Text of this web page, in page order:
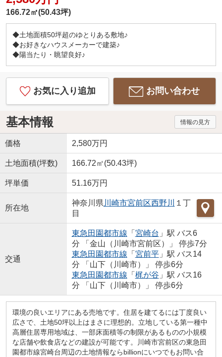
説明させていただきます。
初めての方でも分かりやすく物件探しができる環境
◇■ご予約・お問い合わせ先■◇
電話番号／045-482-7338
～ご来店でじっくり相談したい方～
■billionまでお越し下さい■
お車でカーナビご利用の方は 「横浜市緑区中山1-8-
12-2」とご入力ください。
店舗目の前に無料駐車場がございます。
166.72㎡(50.43坪)
◆土地面積50坪超のゆとりある敷地♪
◆お好きなハウスメーカーで建築♪
◆陽当たり・眺望良好♪
お気に入り追加 お問い合わせ
基本情報 情報の見方
価格 2,580万円
土地面積(坪数) 166.72㎡(50.43坪)
坪単価 51.16万円
所在地
神奈川県 川崎市宮前区西野川
１丁
目
交通
東急田園都市線 「 宮崎台 」駅 バス6
分 「金山（川崎市宮前区）」 停歩7分
東急田園都市線 「 宮前平」駅 バス14
分 「山下（川崎市）」 停歩6分
東急田園都市線 「 梶が谷 」駅 バス16
分 「山下（川崎市）」 停歩6分
環境の良いエリアにある売地です。住居を建てるには丁度良い
広さで、土地50坪以上はまさに理想的。立地している第一種中
高層住居専用地域は、一部床面積等の制限があるものの小規模
な店舗や飲食店などの建設が可能です。川崎市宮前区の東急田
園都市線宮崎台周辺の土地情報ならbillionにいつでもお問い合